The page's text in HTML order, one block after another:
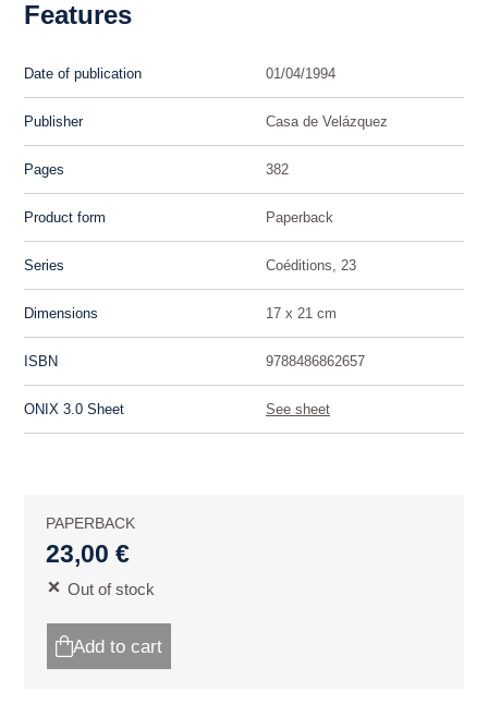
Features
Date of publication 01/04/1994
Publisher Casa de Velázquez
Pages 382
Product form Paperback
Series Coéditions, 23
Dimensions 17 x 21 cm
ISBN 9788486862657
ONIX 3.0 Sheet See sheet
PAPERBACK
23,00 €
Out of stock
Add to cart